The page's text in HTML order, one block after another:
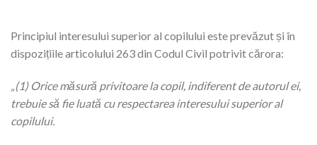
Principiul interesului superior al copilului este prevăzut și în
dispozițiile articolului 263 din Codul Civil potrivit cărora:
„(1) Orice măsură privitoare la copil, indiferent de autorul ei,
trebuie să fie luată cu respectarea interesului superior al
copilului.